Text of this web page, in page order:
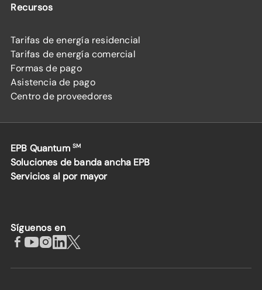
Recursos
Tarifas de energía residencial
Tarifas de energía comercial
Formas de pago
Asistencia de pago
Centro de proveedores
EPB Quantum SM
Soluciones de banda ancha EPB
Servicios al por mayor
Síguenos en